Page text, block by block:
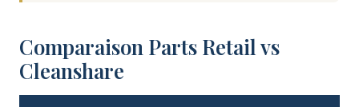
Comparaison Parts Retail vs
Cleanshare